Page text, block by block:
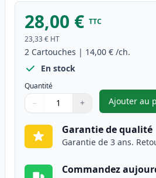
28,00 € TTC
23,33 € HT
2 Cartouches | 14,00 € /ch.
En stock
Quantité
Quantité
Utilisez les boutons pour ajuster
− +
Quantité
Ajouter au
,
Garantie de qualité
Garantie de 3 ans.
Commandez